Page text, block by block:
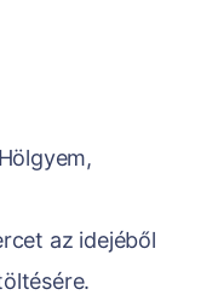
az idejéből